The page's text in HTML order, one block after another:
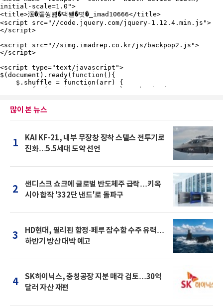
많이 본 뉴스
1
KAI KF-21, 내부 무장창 장착 스텔스 전투기로
진화…5.5세대 도약 선언
2
샌디스크 쇼크에 글로벌 반도체주 급락…키옥
시아 합작 '332단 낸드'로 돌파구
3
HD현대, 필리핀 함정·페루 잠수함 수주 유력…
하반기 방산 대박 예고
4
SK하이닉스, 충칭공장 지분 매각 검토…30억
달러 자산 재편